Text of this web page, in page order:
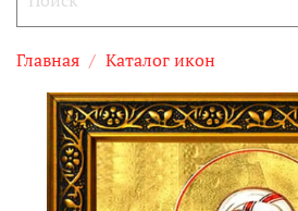
Главная Каталог икон